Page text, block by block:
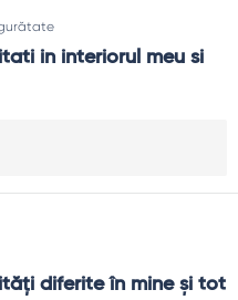
in interiorul meu si
diferite în mine şi tot